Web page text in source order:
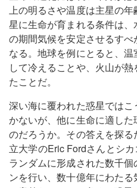
上の明るさや温度は主星の
星に生命が育まれる条件は
の期間気候を安定させるす
なる。地球を例にとると、
して冷えることや、火山が
たことだ。
深い海に覆われた惑星では
かないが、他に生命に適し
のだろうか。その答えを探
立大学のEric Fordさんとシカ
ランダムに形成された数千
ンを行い、数十億年にわた